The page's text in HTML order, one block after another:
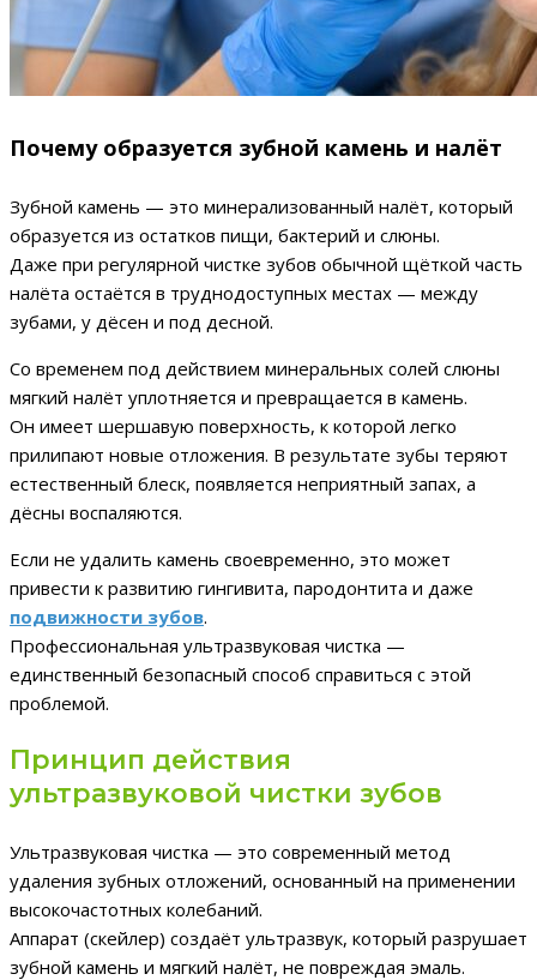
Почему образуется зубной камень и налёт
Зубной камень — это минерализованный налёт, который
образуется из остатков пищи, бактерий и слюны.
Даже при регулярной чистке зубов обычной щёткой часть
налёта остаётся в труднодоступных местах — между
зубами, у дёсен и под десной.
Со временем под действием минеральных солей слюны
мягкий налёт уплотняется и превращается в камень.
Он имеет шершавую поверхность, к которой легко
прилипают новые отложения. В результате зубы теряют
естественный блеск, появляется неприятный запах, а
дёсны воспаляются.
Если не удалить камень своевременно, это может
привести к развитию гингивита, пародонтита и даже
подвижности зубов.
Профессиональная ультразвуковая чистка —
единственный безопасный способ справиться с этой
проблемой.
Принцип действия
ультразвуковой чистки зубов
Ультразвуковая чистка — это современный метод
удаления зубных отложений, основанный на применении
высокочастотных колебаний.
Аппарат (скейлер) создаёт ультразвук, который разрушает
зубной камень и мягкий налёт, не повреждая эмаль.